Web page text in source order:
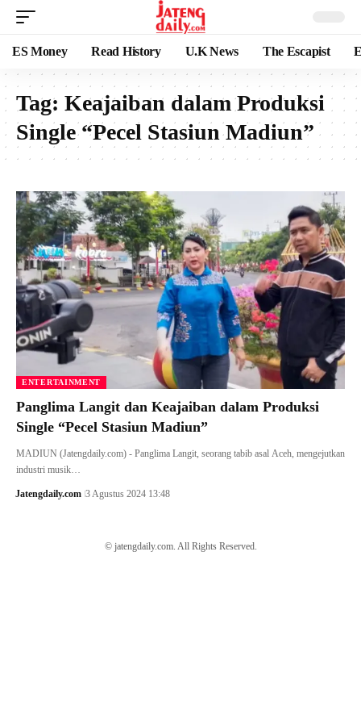
ES Money Read History U.K News The Escapist
Tag: Keajaiban dalam Produksi
Single “Pecel Stasiun Madiun”
ENTERTAINMENT
Panglima Langit dan Keajaiban dalam Produksi
Single “Pecel Stasiun Madiun”
MADIUN (Jatengdaily.com) - Panglima Langit, seorang tabib asal Aceh, mengejutkan
industri musik…
Jatengdaily.com 3 Agustus 2024 13:48
© jatengdaily.com. All Rights Reserved.